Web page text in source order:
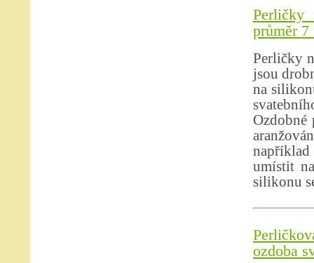
Perličky
průměr 7
Perličky
jsou
na
například
umístit
silikonu
ozdoba